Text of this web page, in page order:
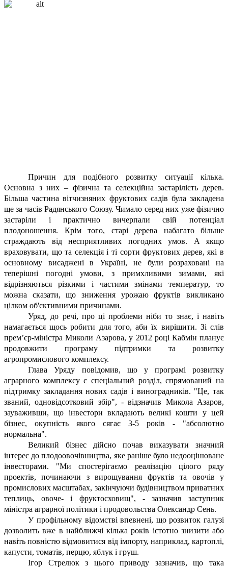
Причин для подібного розвитку ситуації кілька.
Основна з них – фізична та селекційна застарілість дерев.
Більша частина вітчизняних фруктових садів була закладена
ще за часів Радянського Союзу. Чимало серед них уже фізично
застаріли і практично вичерпали свій потенціал
плодоношення. Крім того, старі дерева набагато більше
страждають від несприятливих погодних умов. А якщо
враховувати, що та селекція і ті сорти фруктових дерев, які в
основному висаджені в Україні, не були розраховані на
теперішні погодні умови, з примхливими зимами, які
відрізняються різкими і частими змінами температур, то
можна сказати, що зниження урожаю фруктів викликано
цілком об'єктивними причинами.
Уряд, до речі, про ці проблеми ніби то знає, і навіть
намагається щось робити для того, аби їх вирішити. Зі слів
прем’єр-міністра Миколи Азарова, у 2012 році Кабмін планує
продовжити програму підтримки та розвитку
агропромислового комплексу.
Глава Уряду повідомив, що у програмі розвитку
аграрного комплексу є спеціальний розділ, спрямований на
підтримку закладання нових садів і виноградників. "Це, так
званий, одновідсотковий збір", - відзначив Микола Азаров,
зауваживши, що інвестори вкладають великі кошти у цей
бізнес, окупність якого сягає 3-5 років - "абсолютно
нормальна".
Великий бізнес дійсно почав виказувати значний
інтерес до плодоовочівництва, яке раніше було недооцінюване
інвесторами. "Ми спостерігаємо реалізацію цілого ряду
проектів, починаючи з вирощування фруктів та овочів у
промислових масштабах, закінчуючи будівництвом приватних
теплиць, овоче- і фруктосховищ", - зазначив заступник
міністра аграрної політики і продовольства Олександр Сень.
У профільному відомстві впевнені, що розвиток галузі
дозволить вже в найближчі кілька років істотно знизити або
навіть повністю відмовитися від імпорту, наприклад, картоплі,
капусти, томатів, перцю, яблук і груш.
Ігор Стрелюк з цього приводу зазначив, що така